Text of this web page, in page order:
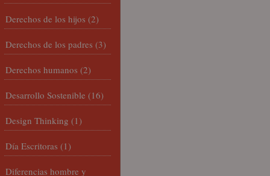
Derechos de los hijos (2)
Derechos de los padres (3)
Derechos humanos (2)
Desarrollo Sostenible (16)
Design Thinking (1)
Día Escritoras (1)
Diferencias hombre y